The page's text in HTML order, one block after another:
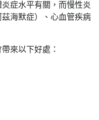
症水平有關，而慢性炎
海默症）、心血管疾病
來以下好處：